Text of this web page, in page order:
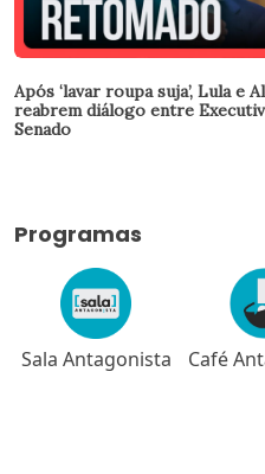
Após ‘lavar roupa suja’, Lula e
reabrem diálogo entre
Senado
Programas
Sala Antagonista Café